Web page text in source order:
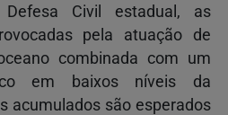
Civil estadual, as
pela atuação de
combinada com um
em baixos níveis da
acumulados são esperados